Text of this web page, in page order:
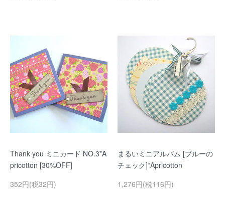
Thank you ミニカード NO.3*A
pricotton [30%OFF]
352円(税32円)
まるいミニアルバム [ブルーの
チェック]*Apricotton
1,276円(税116円)